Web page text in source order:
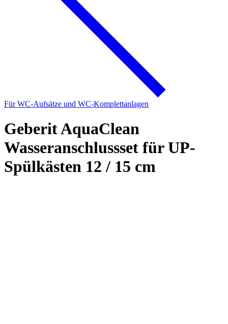
Für WC-Aufsätze und WC-Komplettanlagen
Geberit AquaClean
Wasseranschlussset für UP-
Spülkästen 12 / 15 cm